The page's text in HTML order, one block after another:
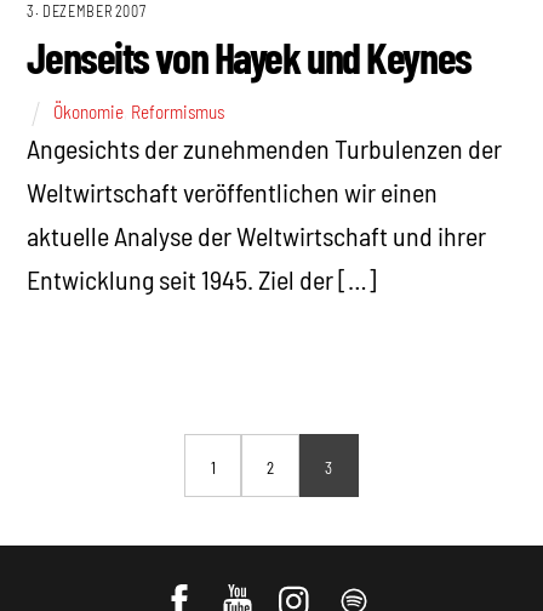
3. DEZEMBER 2007
Jenseits von Hayek und Keynes
Ökonomie Reformismus
Angesichts der zunehmenden Turbulenzen der
Weltwirtschaft veröffentlichen wir einen
aktuelle Analyse der Weltwirtschaft und ihrer
Entwicklung seit 1945. Ziel der […]
1 2 3